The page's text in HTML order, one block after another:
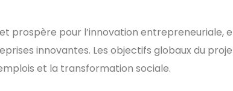
et prospère pour l’innovation entrepreneuriale,
innovantes. Les objectifs globaux du
et la transformation sociale.